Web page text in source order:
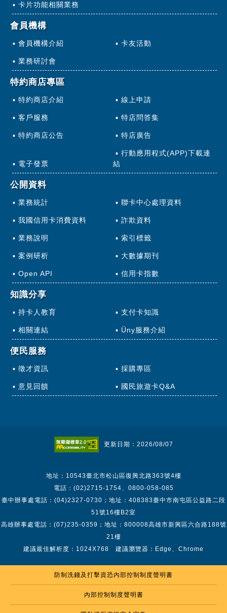
卡片功能相關業務
會員機構
會員機構介紹 卡友活動
業務研討會
特約商店專區
特約商店介紹 線上申請
客戶服務 特店問答集
特約商店公告 特店廣告
電子發票
行動應用程式(APP)下載連
結
公開資料
業務統計 聯卡中心處理資料
我國信用卡消費資料 詐欺資料
業務說明 索引標籤
案例研析 大數據期刊
Open API 信用卡指數
知識分享
持卡人教育 支付卡知識
相關連結 Üny服務介紹
便民服務
徵才資訊 採購專區
意見回饋 國民旅遊卡Q&A
更新日期：2026/08/07
地址：10543臺北市松山區復興北路363號4樓
電話：(02)2715-1754、0800-058-085
臺中辦事處電話：(04)2327-0730；地址：408383臺中市南屯區公益路二段
51號16樓B2室
高雄辦事處電話：(07)235-0359；地址：800008高雄市新興區六合路188號
21樓
建議最佳解析度：1024X768 建議瀏覽器：Edge、Chrome
防制洗錢及打擊資恐內部控制制度聲明書
內部控制制度聲明書